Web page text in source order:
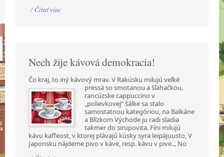
/ Čítať viac
Nech žije kávová demokracia!
Čo kraj, to iný kávový mrav. V Rakúsku milujú veľké
pressá so smotanou a šľahačkou,
rancúzske cappuccino v
„polievkovej“ šálke sa stalo
samostatnou kategóriou, na Balkáne
a Blízkom Východe ju radi sladia
takmer do sirupovita. Fíni milujú
kávu kaffeost, v ktorej plávajú kúsky syra leipäjuusto, V
Japonsku nájdeme pivo v káve, resp. kávu v pive.., No